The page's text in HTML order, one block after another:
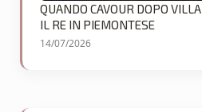
QUANDO CAVOUR DOPO
IL RE IN PIEMONTESE
14/07/2026